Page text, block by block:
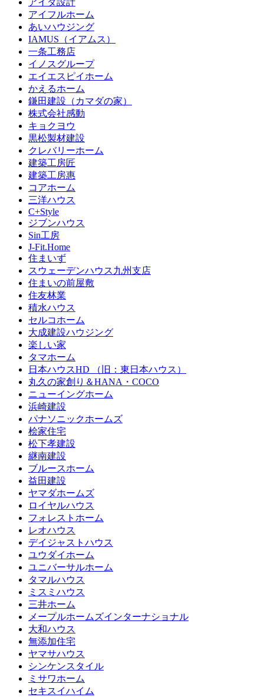
アイフルホーム
あいハウジング
IAMUS（イアムス）
一条工務店
イノスグループ
エイエスピイホーム
かえるホーム
鎌田建設（カマダの家）
株式会社感動
キョクヨウ
黒松製材建設
クレバリーホーム
建築工房匠
建築工房惠
コアホーム
三洋ハウス
C+Style
ジブンハウス
Sin工房
J-Fit.Home
住まいず
スウェーデンハウス九州支店
住まいの前屋敷
住友林業
積水ハウス
セルコホーム
大成建設ハウジング
楽しい家
タマホーム
日本ハウスHD （旧：東日本ハウス）
丸久の家創り＆HANA・COCO
ニューイングホーム
浜崎建設
パナソニックホームズ
桧家住宅
松下孝建設
継南建設
ブルースホーム
益田建設
ヤマダホームズ
ロイヤルハウス
フォレストホーム
レオハウス
デイジャストハウス
ユウダイホーム
ユニバーサルホーム
タマルハウス
ミスミハウス
三井ホーム
メープルホームズインターナショナル
大和ハウス
無添加住宅
ヤマサハウス
シンケンスタイル
ミサワホーム
セキスイハイム